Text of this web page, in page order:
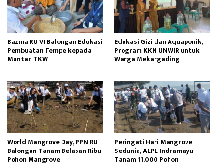
Bazma RU VI Balongan Edukasi
Pembuatan Tempe kepada
Mantan TKW
Edukasi Gizi dan Aquaponik,
Program KKN UNWIR untuk
Warga Mekargading
World Mangrove Day, PPN RU
Balongan Tanam Belasan Ribu
Pohon Mangrove
Peringati Hari Mangrove
Sedunia, ALPL Indramayu
Tanam 11.000 Pohon